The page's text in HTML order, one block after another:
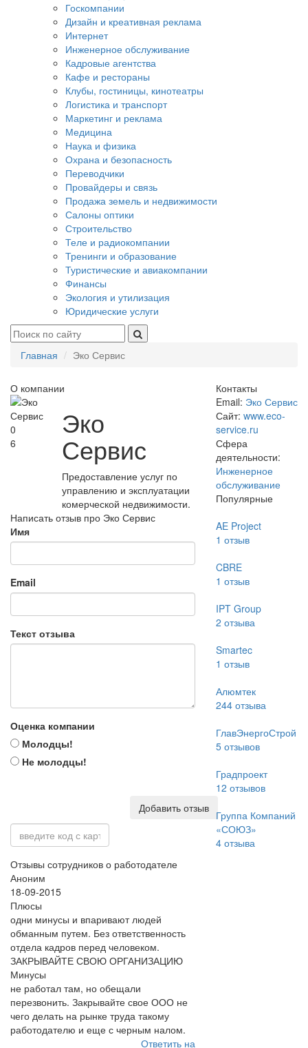
Госкомпании
Дизайн и креативная реклама
Интернет
Инженерное обслуживание
Кадровые агентства
Кафе и рестораны
Клубы, гостиницы, кинотеатры
Логистика и транспорт
Маркетинг и реклама
Медицина
Наука и физика
Охрана и безопасность
Переводчики
Провайдеры и связь
Продажа земель и недвижимости
Салоны оптики
Строительство
Теле и радиокомпании
Тренинги и образование
Туристические и авиакомпании
Финансы
Экология и утилизация
Юридические услуги
Главная Эко Сервис
О компании
0
6
Эко
Сервис
Предоставление услуг по
управлению и эксплуатации
комерческой недвижимости.
Написать отзыв про Эко Сервис
Имя
Email
Текст отзыва
Оценка компании
Молодцы!
Не молодцы!
Добавить отзыв
Отзывы сотрудников о работодателе
Аноним
18-09-2015
Плюсы
одни минусы и впаривают людей
обманным путем. Без ответственность
отдела кадров перед человеком.
ЗАКРЫВАЙТЕ СВОЮ ОРГАНИЗАЦИЮ
Минусы
не работал там, но обещали
перезвонить. Закрывайте свое ООО не
чего делать на рынке труда такому
работодателю и еще с черным налом.
Ответить на
Контакты
Email: Эко Сервис
Сайт: www.eco-
service.ru
Сфера
деятельности:
Инженерное
обслуживание
Популярные
AE Project
1 отзыв
CBRE
1 отзыв
IPT Group
2 отзыва
Smartec
1 отзыв
Алюмтек
244отзыва
ГлавЭнергоСтрой
5отзывов
Градпроект
12 отзывов
Группа Компаний
«СОЮЗ»
4отзыва